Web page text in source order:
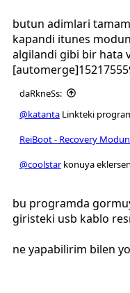
butun adimlari
kapandi itunes
algilandi gibi bir hata
daRkneSs:
@katanta Linkteki
ReiBoot - Recovery
@coolstarkonuya eklersen
bu programda
giristeki usb kablo
ne yapabilirim bilen